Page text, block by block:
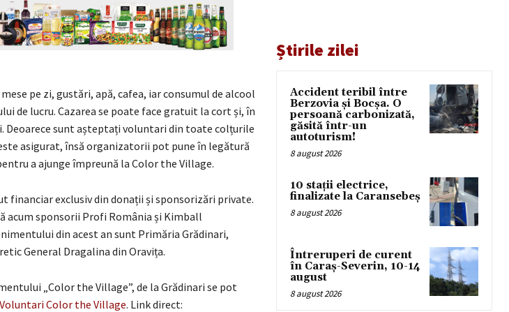
pe zi, gustări, apă, cafea, iar consumul de alcool
de lucru. Cazarea se poate face gratuit la cort și, în
sunt așteptați voluntari din toate colțurile
asigurat, însă organizatorii pot pune în legătură
a ajunge împreună la Color the Village.
financiar exclusiv din donații și sponsorizări private.
acum sponsorii Profi România și Kimball
din acest an sunt Primăria Grădinari,
General Dragalina din Oravița.
„Color the Village”, de la Grădinari se pot
Voluntari Color the Village. Link direct:
Știrile zilei
Accident teribil între
Berzovia și Bocșa. O
persoană carbonizată,
găsită într-un
autoturism!
8 august 2026
10 stații electrice,
finalizate la Caransebeș
8 august 2026
Întreruperi de curent
în Caraș-Severin, 10-14
august
8 august 2026